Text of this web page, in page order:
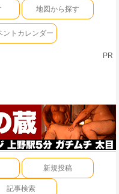
地図から探す
ントカレンダー
PR
新規投稿
記事検索